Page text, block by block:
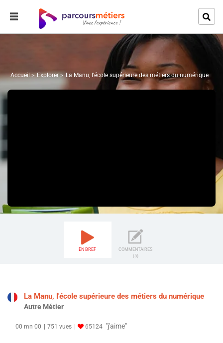
Accueil Explorer La Manu, l'école supérieure des métiers du numérique
EN BREF
COMMENTAIRES
(5)
La Manu, l'école supérieure des métiers du numérique
Autre Métier
00 mn 00 751 vues 65124 "j'aime"